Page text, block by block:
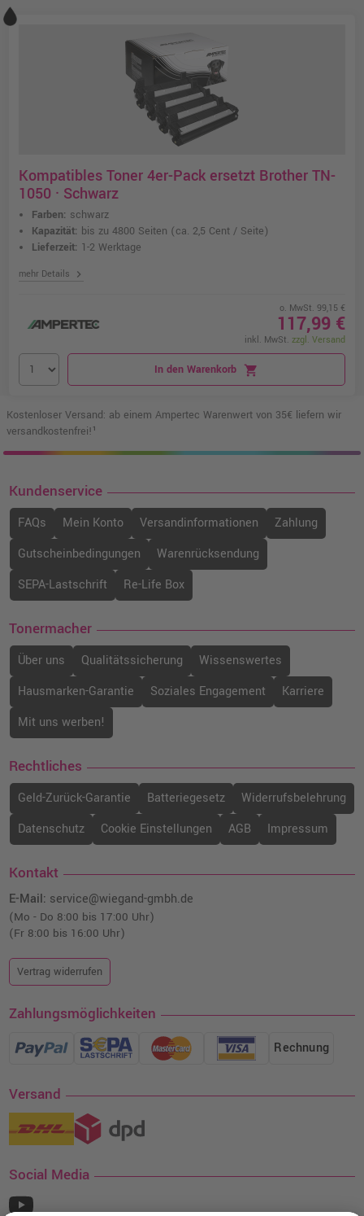
Kompatibles Toner 4er-Pack ersetzt Brother TN-
1050 · Schwarz
Farben: schwarz
Kapazität: bis zu 4800 Seiten (ca. 2,5 Cent / Seite)
Lieferzeit: 1-2 Werktage
mehr Details chevron_right
o. MwSt. 99,15 €
117,99 €
inkl. MwSt. zzgl. Versand
In den Warenkorb shopping_cart
Kostenloser Versand: ab einem Ampertec Warenwert von 35€ liefern wir
versandkostenfrei!¹
Kundenservice
FAQs Mein Konto Versandinformationen
Zahlung
Gutscheinbedingungen
Warenrücksendung
SEPA-Lastschrift
Re-Life Box
Tonermacher
Über uns Qualitätssicherung
Wissenswertes
Hausmarken-Garantie
Soziales Engagement
Karriere
Mit uns werben!
Rechtliches
Geld-Zurück-Garantie Batteriegesetz
Widerrufsbelehrung
Datenschutz
Cookie Einstellungen AGB Impressum
Kontakt
E-Mail: service@wiegand-gmbh.de
(Mo - Do 8:00 bis 17:00 Uhr)
(Fr 8:00 bis 16:00 Uhr)
Vertrag widerrufen
Zahlungsmöglichkeiten
Rechnung
Versand
Social Media